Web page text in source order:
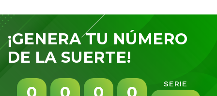
¡GENERA TU NÚMERO
DE LA SUERTE!
SERIE